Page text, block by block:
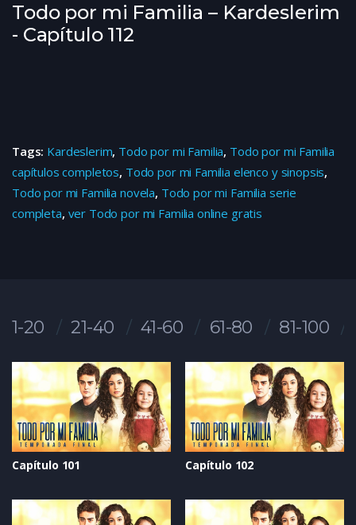
Todo por mi Familia – Kardeslerim
- Capítulo 112
Tags: Kardeslerim, Todo por mi Familia, Todo por mi Familia
capítulos completos, Todo por mi Familia elenco y sinopsis,
Todo por mi Familia novela, Todo por mi Familia serie
completa, ver Todo por mi Familia online gratis
1-20 21-40 41-60 61-80 81-100
Capítulo 101 Capítulo 102